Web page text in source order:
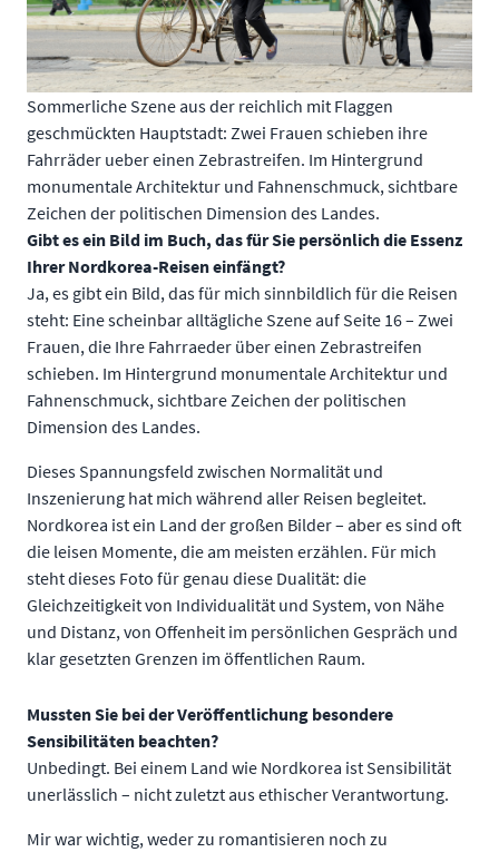
Sommerliche Szene aus der reichlich mit Flaggen
geschmückten Hauptstadt: Zwei Frauen schieben ihre
Fahrräder ueber einen Zebrastreifen. Im Hintergrund
monumentale Architektur und Fahnenschmuck, sichtbare
Zeichen der politischen Dimension des Landes.
Gibt es ein Bild im Buch, das für Sie persönlich die Essenz
Ihrer Nordkorea-Reisen einfängt?
Ja, es gibt ein Bild, das für mich sinnbildlich für die Reisen
steht: Eine scheinbar alltägliche Szene auf Seite 16 – Zwei
Frauen, die Ihre Fahrraeder über einen Zebrastreifen
schieben. Im Hintergrund monumentale Architektur und
Fahnenschmuck, sichtbare Zeichen der politischen
Dimension des Landes.
Dieses Spannungsfeld zwischen Normalität und
Inszenierung hat mich während aller Reisen begleitet.
Nordkorea ist ein Land der großen Bilder – aber es sind oft
die leisen Momente, die am meisten erzählen. Für mich
steht dieses Foto für genau diese Dualität: die
Gleichzeitigkeit von Individualität und System, von Nähe
und Distanz, von Offenheit im persönlichen Gespräch und
klar gesetzten Grenzen im öffentlichen Raum.
Mussten Sie bei der Veröffentlichung besondere
Sensibilitäten beachten?
Unbedingt. Bei einem Land wie Nordkorea ist Sensibilität
unerlässlich – nicht zuletzt aus ethischer Verantwortung.
Mir war wichtig, weder zu romantisieren noch zu